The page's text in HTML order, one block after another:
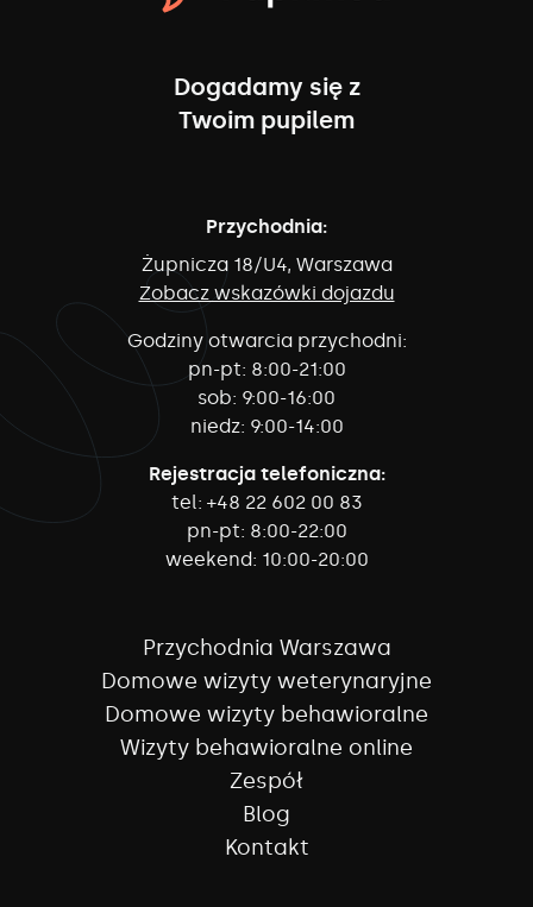
Dogadamy się z
Twoim pupilem
Przychodnia:
Żupnicza 18/U4, Warszawa
Zobacz wskazówki dojazdu
Godziny otwarcia przychodni:
pn-pt: 8:00-21:00
sob: 9:00-16:00
niedz: 9:00-14:00
Rejestracja telefoniczna:
tel: +48 22 602 00 83
pn-pt: 8:00-22:00
weekend: 10:00-20:00
Przychodnia Warszawa
Domowe wizyty weterynaryjne
Domowe wizyty behawioralne
Wizyty behawioralne online
Zespół
Blog
Kontakt